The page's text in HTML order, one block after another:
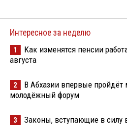
Интересное за неделю
1
Как изменятся пенсии
августа
2
В Абхазии впервые
молодёжный форум
3 Законы, вступающие в силу